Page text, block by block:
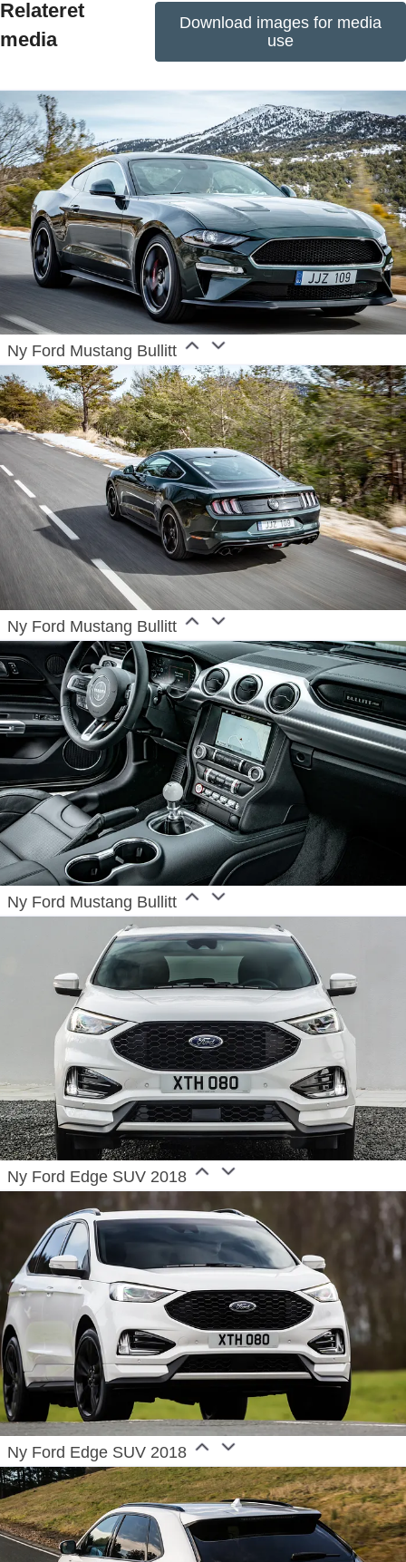
Division and 24 manufacturing facilities (16 wholly
owned or consolidated joint venture facilities and
eight unconsolidated joint venture facilities). The
first Ford cars were shipped to Europe in 1903 – the
same year Ford Motor Company was founded.
European production started in 1911.
Relateret
media
Download images for media
use
Ny Ford Mustang Bullitt
Ny Ford Mustang Bullitt
Ny Ford Mustang Bullitt
Ny Ford Edge SUV 2018
Ny Ford Edge SUV 2018